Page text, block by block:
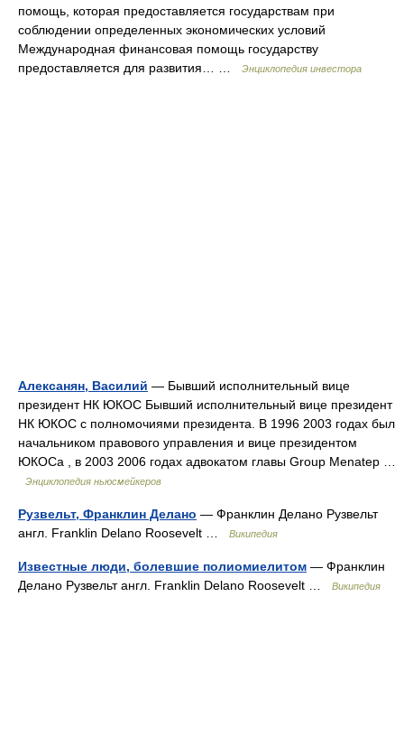
помощь, которая предоставляется государствам при
соблюдении определенных экономических условий
Международная финансовая помощь государству
предоставляется для развития… …
Энциклопедия инвестора
Алексанян, Василий — Бывший исполнительный вице
президент НК ЮКОС Бывший исполнительный вице президент
НК ЮКОС с полномочиями президента. В 1996 2003 годах был
начальником правового управления и вице президентом
ЮКОСа , в 2003 2006 годах адвокатом главы Group Menatep …
Энциклопедия ньюсмейкеров
Рузвельт, Франклин Делано — Франклин Делано Рузвельт
англ. Franklin Delano Roosevelt …
Википедия
Известные люди, болевшие полиомиелитом — Франклин
Делано Рузвельт англ. Franklin Delano Roosevelt …
Википедия